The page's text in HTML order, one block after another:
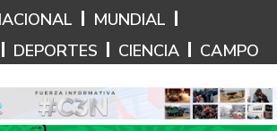
MUNDIAL
DEPORTES CIENCIA CAMPO